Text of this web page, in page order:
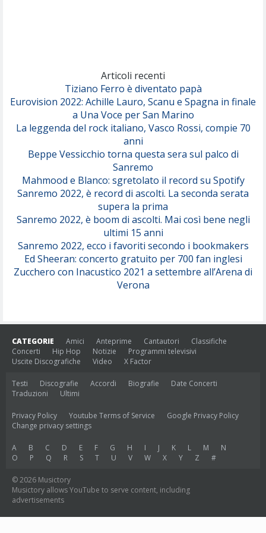
Serenamente
Articoli recenti
Tiziano Ferro è diventato papà
Eurovision 2022: Achille Lauro, Scanu e Spagna in finale
a Una Voce per San Marino
La leggenda del rock italiano, Vasco Rossi, compie 70
anni
Beppe Vessicchio torna questa sera sul palco di
Sanremo
Mahmood e Blanco: sgretolato il record su Spotify
Sanremo 2022, è record di ascolti. La seconda serata
supera la prima
Sanremo 2022, è boom di ascolti. Mai così bene negli
ultimi 15 anni
Sanremo 2022, ecco i favoriti secondo i bookmakers
Ed Sheeran: concerto gratuito per 700 fan inglesi
Zucchero con Inacustico 2021 a settembre all’Arena di
Verona
CATEGORIE Amici Anteprime Cantautori
Classifiche
Concerti
Hip Hop Notizie
Programmi televisivi
Uscite Discografiche
Video X Factor
Testi Discografie Accordi Biografie
Date Concerti
Traduzioni
Ultimi
Privacy Policy Youtube Terms of Service
Google Privacy Policy
Change privacy settings
A B C D E F G H I J K L M
N
O
P Q R S T U V W X Y Z #
© 2026 Musictory
Musictory allows YouTube to serve content, including
advertisements